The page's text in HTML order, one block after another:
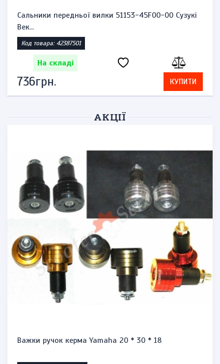
Сальники передньої вилки 51153-45F00-00 Сузукі
Век...
Код товара: 42387501
На складі
736грн. КУПИТИ
АКЦІЇ
Важки ручок керма Yamaha 20 * 30 * 18